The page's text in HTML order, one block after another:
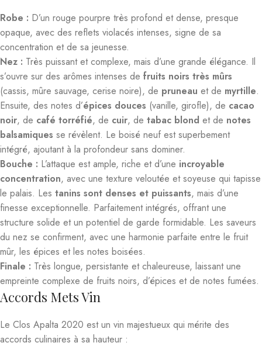
Robe : D’un rouge pourpre très profond et dense, presque
opaque, avec des reflets violacés intenses, signe de sa
concentration et de sa jeunesse.
Nez : Très puissant et complexe, mais d’une grande élégance. Il
s’ouvre sur des arômes intenses de fruits noirs très mûrs
(cassis, mûre sauvage, cerise noire), de pruneau et de myrtille.
Ensuite, des notes d’épices douces (vanille, girofle), de cacao
noir, de café torréfié, de cuir, de tabac blond et de notes
balsamiques se révèlent. Le boisé neuf est superbement
intégré, ajoutant à la profondeur sans dominer.
Bouche : L’attaque est ample, riche et d’une incroyable
concentration, avec une texture veloutée et soyeuse qui tapisse
le palais. Les tanins sont denses et puissants, mais d’une
finesse exceptionnelle. Parfaitement intégrés, offrant une
structure solide et un potentiel de garde formidable. Les saveurs
du nez se confirment, avec une harmonie parfaite entre le fruit
mûr, les épices et les notes boisées.
Finale : Très longue, persistante et chaleureuse, laissant une
empreinte complexe de fruits noirs, d’épices et de notes fumées.
Accords Mets Vin
Le Clos Apalta 2020 est un vin majestueux qui mérite des
accords culinaires à sa hauteur :